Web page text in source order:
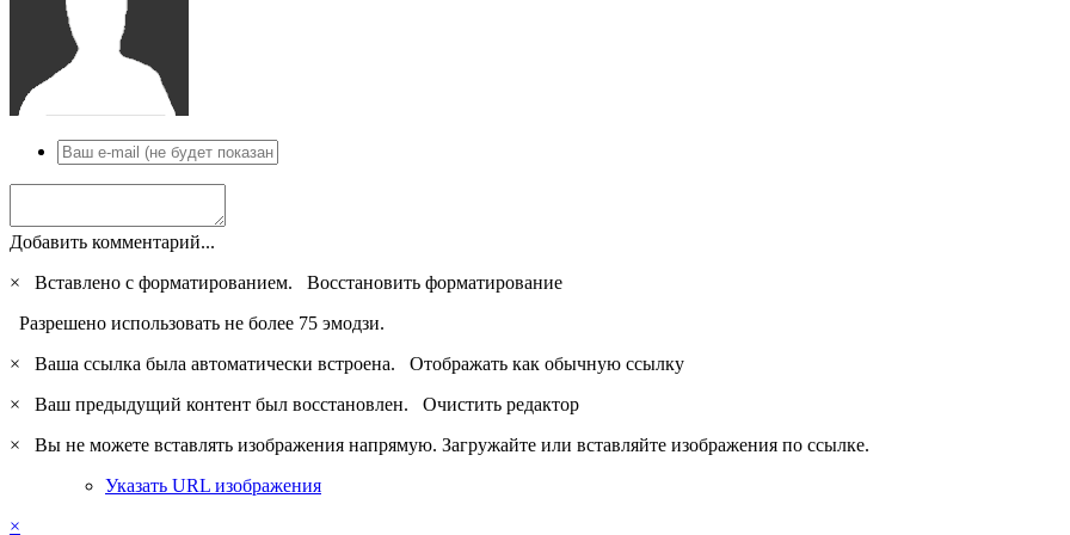
Добавить комментарий...
×
Вставлено с форматированием. Восстановить форматирование
Разрешено использовать не более 75 эмодзи.
×
Ваша ссылка была автоматически встроена. Отображать как обычную ссылку
×
Ваш предыдущий контент был восстановлен. Очистить редактор
×
Вы не можете вставлять изображения напрямую. Загружайте или вставляйте изображения по ссылке.
Указать URL изображения
×